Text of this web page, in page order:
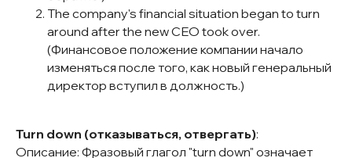
The company's financial situation began to turn
around after the new CEO took over.
(Финансовое положение компании начало
изменяться после того, как новый генеральный
директор вступил в должность.)
Turn down (отказываться, отвергать):
Описание: Фразовый глагол "turn down" означает